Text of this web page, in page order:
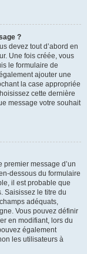
?
devez tout d’abord en
Une fois créée, vous
le formulaire de
ajouter une
la case appropriée
cette dernière
message votre souhait
message d’un
dessous du formulaire
il est probable que
Saisissez le titre du
adéquats,
Vous pouvez définir
en modifiant, lors du
également
les utilisateurs à